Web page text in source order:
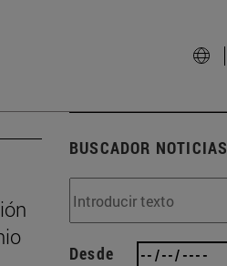
BUSCADOR NOTICIAS
Desde